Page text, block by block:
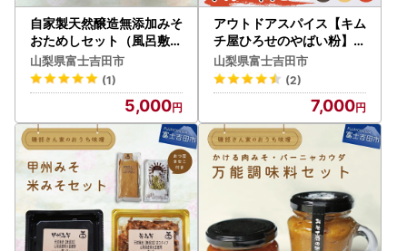
自家製天然醸造無添加みそ
おためしセット（風呂敷包
み） 味噌 お試し 食べ比べ
２種類
山梨県富士吉田市
(1)
5,000
アウトドアスパイス【キム
チ屋ひろせのやばい粉】お
好み2本セット バーベキュ
ー 万能調味料
山梨県富士吉田市
(2)
7,000